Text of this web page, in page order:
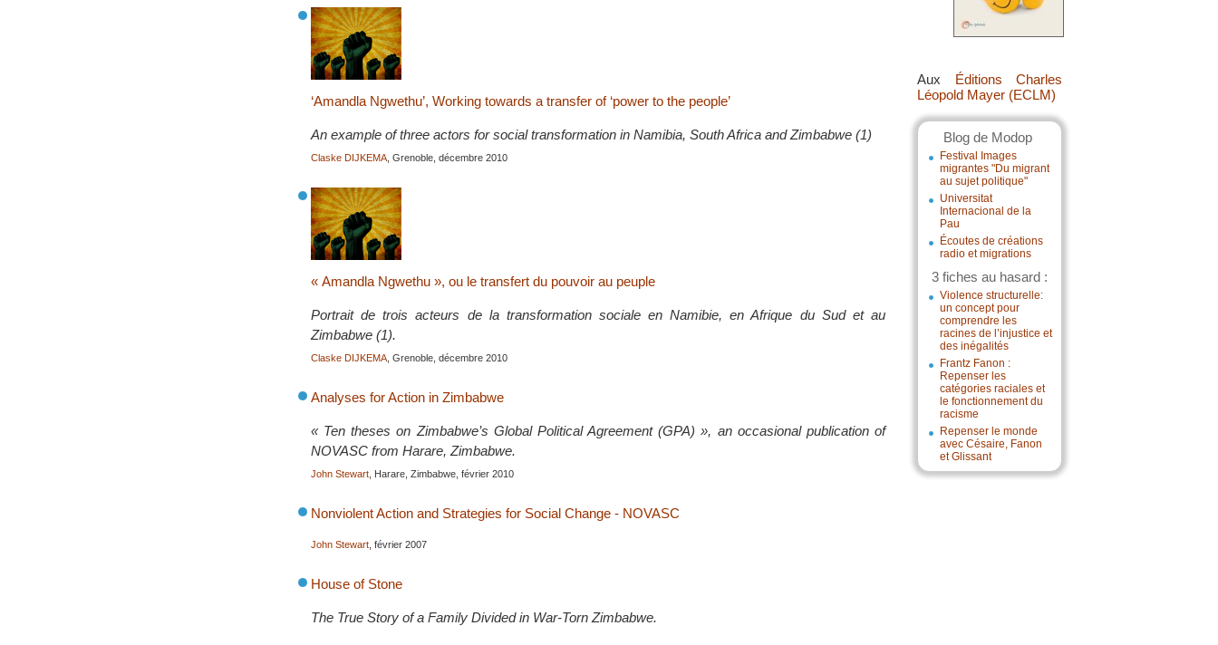
Aux Éditions Charles
Léopold Mayer (ECLM)
Blog de Modop
Festival Images
migrantes "Du migrant
au sujet politique"
Universitat
Internacional de la
Pau
Écoutes de créations
radio et migrations
3 fiches au hasard :
Violence structurelle:
un concept pour
comprendre les
racines de l’injustice et
des inégalités
Frantz Fanon :
Repenser les
catégories raciales et
le fonctionnement du
racisme
Repenser le monde
avec Césaire, Fanon
et Glissant
‘Amandla Ngwethu’, Working towards a transfer of ‘power to the people’
An example of three actors for social transformation in Namibia, South Africa and Zimbabwe (1)
Claske DIJKEMA , Grenoble, décembre 2010
« Amandla Ngwethu », ou le transfert du pouvoir au peuple
Portrait de trois acteurs de la transformation sociale en Namibie, en Afrique du Sud et au
Zimbabwe (1).
Claske DIJKEMA , Grenoble, décembre 2010
Analyses for Action in Zimbabwe
« Ten theses on Zimbabwe’s Global Political Agreement (GPA) », an occasional publication of
NOVASC from Harare, Zimbabwe.
John Stewart , Harare, Zimbabwe, février 2010
Nonviolent Action and Strategies for Social Change - NOVASC
John Stewart , février 2007
House of Stone
The True Story of a Family Divided in War-Torn Zimbabwe.